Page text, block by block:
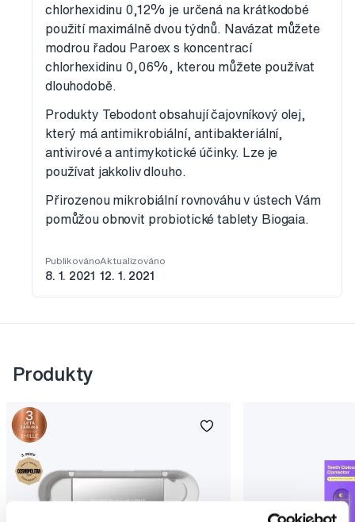
chlorhexidinu 0,12% je určená na krátkodobé
použití maximálně dvou týdnů. Navázat můžete
modrou řadou Paroex s koncentrací
chlorhexidinu 0,06%, kterou můžete používat
dlouhodobě.
Produkty Tebodont obsahují čajovníkový olej,
který má antimikrobiální, antibakteriální,
antivirové a antimykotické účinky. Lze je
používat jakkoliv dlouho.
Přirozenou mikrobiální rovnováhu v ústech Vám
pomůžou obnovit probiotické tablety Biogaia.
Publikováno
8. 1. 2021
Aktualizováno
12. 1. 2021
Produkty